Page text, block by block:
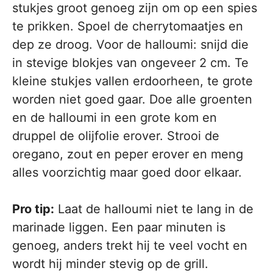
stukjes groot genoeg zijn om op een spies
te prikken. Spoel de cherrytomaatjes en
dep ze droog. Voor de halloumi: snijd die
in stevige blokjes van ongeveer 2 cm. Te
kleine stukjes vallen erdoorheen, te grote
worden niet goed gaar. Doe alle groenten
en de halloumi in een grote kom en
druppel de olijfolie erover. Strooi de
oregano, zout en peper erover en meng
alles voorzichtig maar goed door elkaar.
Pro tip: Laat de halloumi niet te lang in de
marinade liggen. Een paar minuten is
genoeg, anders trekt hij te veel vocht en
wordt hij minder stevig op de grill.